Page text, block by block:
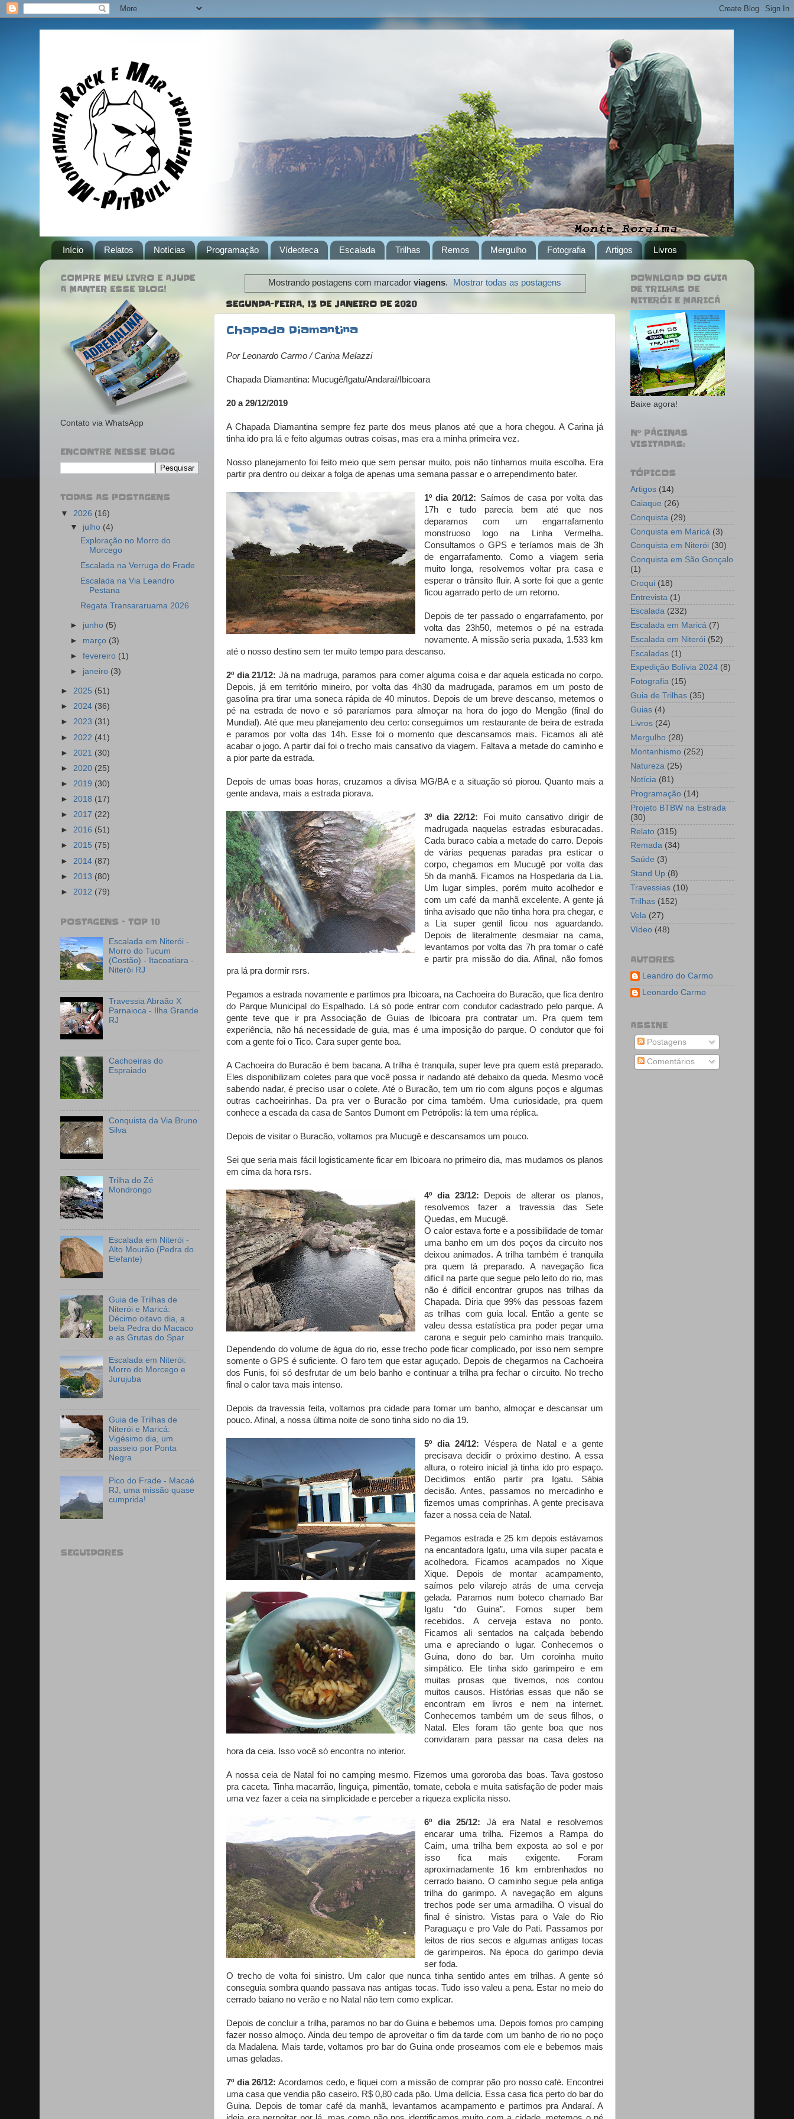
Início Relatos Notícias Programação Vídeoteca Escalada Trilhas Remos Mergulho Fotografia Artigos Livros
Mostrando postagens com marcador viagens. Mostrar todas as postagens
SEGUNDA-FEIRA, 13 DE JANEIRO DE 2020
Chapada Diamantina
Por Leonardo Carmo / Carina Melazzi
Chapada Diamantina: Mucugê/Igatu/Andaraí/Ibicoara
20 a 29/12/2019
A Chapada Diamantina sempre fez parte dos meus planos até que a hora chegou. A Carina já
tinha ido pra lá e feito algumas outras coisas, mas era a minha primeira vez.
Nosso planejamento foi feito meio que sem pensar muito, pois não tínhamos muita escolha. Era
partir pra dentro ou deixar a folga de apenas uma semana passar e o arrependimento bater.
1º dia 20/12: Saímos de casa por volta das
17h e tudo parecia bem até que nos
deparamos com um engarrafamento
monstruoso logo na Linha Vermelha.
Consultamos o GPS e teríamos mais de 3h
de engarrafamento. Como a viagem seria
muito longa, resolvemos voltar pra casa e
esperar o trânsito fluir. A sorte foi que a gente
ficou agarrado perto de um retorno.
Depois de ter passado o engarrafamento, por
volta das 23h50, metemos o pé na estrada
novamente. A missão seria puxada, 1.533 km
até o nosso destino sem ter muito tempo para descanso.
2º dia 21/12: Já na madruga, paramos para comer alguma coisa e dar aquela esticada no corpo.
Depois, já em território mineiro, por volta das 4h30 da madrugada, paramos em um posto de
gasolina pra tirar uma soneca rápida de 40 minutos. Depois de um breve descanso, metemos o
pé na estrada de novo e só pararíamos para almoçar na hora do jogo do Mengão (final do
Mundial). Até que meu planejamento deu certo: conseguimos um restaurante de beira de estrada
e paramos por volta das 14h. Esse foi o momento que descansamos mais. Ficamos ali até
acabar o jogo. A partir daí foi o trecho mais cansativo da viagem. Faltava a metade do caminho e
a pior parte da estrada.
Depois de umas boas horas, cruzamos a divisa MG/BA e a situação só piorou. Quanto mais a
gente andava, mais a estrada piorava.
3º dia 22/12: Foi muito cansativo dirigir de
madrugada naquelas estradas esburacadas.
Cada buraco cabia a metade do carro. Depois
de várias pequenas paradas pra esticar o
corpo, chegamos em Mucugê por volta das
5h da manhã. Ficamos na Hospedaria da Lia.
Um lugar simples, porém muito acolhedor e
com um café da manhã excelente. A gente já
tinha avisado que não tinha hora pra chegar, e
a Lia super gentil ficou nos aguardando.
Depois de literalmente desmaiar na cama,
levantamos por volta das 7h pra tomar o café
e partir pra missão do dia. Afinal, não fomos
pra lá pra dormir rsrs.
Pegamos a estrada novamente e partimos pra Ibicoara, na Cachoeira do Buracão, que fica dentro
do Parque Municipal do Espalhado. Lá só pode entrar com condutor cadastrado pelo parque. A
gente teve que ir pra Associação de Guias de Ibicoara pra contratar um. Pra quem tem
experiência, não há necessidade de guia, mas é uma imposição do parque. O condutor que foi
com a gente foi o Tico. Cara super gente boa.
A Cachoeira do Buracão é bem bacana. A trilha é tranquila, super leve pra quem está preparado.
Eles disponibilizam coletes para que você possa ir nadando até debaixo da queda. Mesmo você
sabendo nadar, é preciso usar o colete. Até o Buracão, tem um rio com alguns poços e algumas
outras cachoeirinhas. Da pra ver o Buracão por cima também. Uma curiosidade, pra quem
conhece a escada da casa de Santos Dumont em Petrópolis: lá tem uma réplica.
Depois de visitar o Buracão, voltamos pra Mucugê e descansamos um pouco.
Sei que seria mais fácil logisticamente ficar em Ibicoara no primeiro dia, mas mudamos os planos
em cima da hora rsrs.
4º dia 23/12: Depois de alterar os planos,
resolvemos fazer a travessia das Sete
Quedas, em Mucugê.
O calor estava forte e a possibilidade de tomar
uma banho em um dos poços da circuito nos
deixou animados. A trilha também é tranquila
pra quem tá preparado. A navegação fica
difícil na parte que segue pelo leito do rio, mas
não é difícil encontrar grupos nas trilhas da
Chapada. Diria que 99% das pessoas fazem
as trilhas com guia local. Então a gente se
valeu dessa estatística pra poder pegar uma
carona e seguir pelo caminho mais tranquilo.
Dependendo do volume de água do rio, esse trecho pode ficar complicado, por isso nem sempre
somente o GPS é suficiente. O faro tem que estar aguçado. Depois de chegarmos na Cachoeira
dos Funis, foi só desfrutar de um belo banho e continuar a trilha pra fechar o circuito. No trecho
final o calor tava mais intenso.
Depois da travessia feita, voltamos pra cidade para tomar um banho, almoçar e descansar um
pouco. Afinal, a nossa última noite de sono tinha sido no dia 19.
5º dia 24/12: Véspera de Natal e a gente
precisava decidir o próximo destino. A essa
altura, o roteiro inicial já tinha ido pro espaço.
Decidimos então partir pra Igatu. Sábia
decisão. Antes, passamos no mercadinho e
fizemos umas comprinhas. A gente precisava
fazer a nossa ceia de Natal.
Pegamos estrada e 25 km depois estávamos
na encantadora Igatu, uma vila super pacata e
acolhedora. Ficamos acampados no Xique
Xique. Depois de montar acampamento,
saímos pelo vilarejo atrás de uma cerveja
gelada. Paramos num boteco chamado Bar
Igatu “do Guina”. Fomos super bem
recebidos. A cerveja estava no ponto.
Ficamos ali sentados na calçada bebendo
uma e apreciando o lugar. Conhecemos o
Guina, dono do bar. Um coroinha muito
simpático. Ele tinha sido garimpeiro e em
muitas prosas que tivemos, nos contou
muitos causos. Histórias essas que não se
encontram em livros e nem na internet.
Conhecemos também um de seus filhos, o
Natal. Eles foram tão gente boa que nos
convidaram para passar na casa deles na
hora da ceia. Isso você só encontra no interior.
A nossa ceia de Natal foi no camping mesmo. Fizemos uma gororoba das boas. Tava gostoso
pra caceta. Tinha macarrão, linguiça, pimentão, tomate, cebola e muita satisfação de poder mais
uma vez fazer a ceia na simplicidade e perceber a riqueza explícita nisso.
6º dia 25/12: Já era Natal e resolvemos
encarar uma trilha. Fizemos a Rampa do
Caim, uma trilha bem exposta ao sol e por
isso fica mais exigente. Foram
aproximadamente 16 km embrenhados no
cerrado baiano. O caminho segue pela antiga
trilha do garimpo. A navegação em alguns
trechos pode ser uma armadilha. O visual do
final é sinistro. Vistas para o Vale do Rio
Paraguaçu e pro Vale do Pati. Passamos por
leitos de rios secos e algumas antigas tocas
de garimpeiros. Na época do garimpo devia
ser foda.
O trecho de volta foi sinistro. Um calor que nunca tinha sentido antes em trilhas. A gente só
conseguia sombra quando passava nas antigas tocas. Tudo isso valeu a pena. Estar no meio do
cerrado baiano no verão e no Natal não tem como explicar.
Depois de concluir a trilha, paramos no bar do Guina e bebemos uma. Depois fomos pro camping
fazer nosso almoço. Ainda deu tempo de aproveitar o fim da tarde com um banho de rio no poço
da Madalena. Mais tarde, voltamos pro bar do Guina onde proseamos com ele e bebemos mais
umas geladas.
7º dia 26/12: Acordamos cedo, e fiquei com a missão de comprar pão pro nosso café. Encontrei
uma casa que vendia pão caseiro. R$ 0,80 cada pão. Uma delícia. Essa casa fica perto do bar do
Guina. Depois de tomar café da manhã, levantamos acampamento e partimos pra Andaraí. A
COMPRE MEU LIVRO E AJUDE
A MANTER ESSE BLOG!
Contato via WhatsApp
ENCONTRE NESSE BLOG
TODAS AS POSTAGENS
▼ 2026 (16)
▼ julho (4)
Exploração no Morro do
Morcego
Escalada na Verruga do Frade
Escalada na Via Leandro
Pestana
Regata Transararuama 2026
► junho (5)
► março (3)
►fevereiro (1)
► janeiro (3)
► 2025 (51)
► 2024 (36)
► 2023 (31)
► 2022 (41)
► 2021 (30)
► 2020 (25)
► 2019 (30)
► 2018 (17)
► 2017 (22)
► 2016 (51)
► 2015 (75)
► 2014 (87)
► 2013 (80)
► 2012 (79)
POSTAGENS - TOP 10
Escalada em Niterói -
Morro do Tucum
(Costão) - Itacoatiara -
Niterói RJ
Travessia Abraão X
Parnaioca - Ilha Grande
RJ
Cachoeiras do
Espraiado
Conquista da Via Bruno
Silva
Trilha do Zé
Mondrongo
Escalada em Niterói -
Alto Mourão (Pedra do
Elefante)
Guia de Trilhas de
Niterói e Maricá:
Décimo oitavo dia, a
bela Pedra do Macaco
e as Grutas do Spar
Escalada em Niterói:
Morro do Morcego e
Jurujuba
Guia de Trilhas de
Niterói e Maricá:
Vigésimo dia, um
passeio por Ponta
Negra
Pico do Frade - Macaé
RJ, uma missão quase
cumprida!
SEGUIDORES
DOWNLOAD DO GUIA
DE TRILHAS DE
NITERÓI E MARICÁ
Baixe agora!
Nº PÁGINAS
VISITADAS:
TÓPICOS
Artigos (14)
Caiaque (26)
Conquista (29)
Conquista em Maricá (3)
Conquista em Niterói (30)
Conquista em São Gonçalo
(1)
Croqui (18)
Entrevista (1)
Escalada (232)
Escalada em Maricá (7)
Escalada em Niterói (52)
Escaladas (1)
Expedição Bolívia 2024 (8)
Fotografia (15)
Guia de Trilhas (35)
Guias (4)
Livros (24)
Mergulho (28)
Montanhismo (252)
Natureza (25)
Notícia (81)
Programação (14)
Projeto BTBW na Estrada
(30)
Relato (315)
Remada (34)
Saúde (3)
Stand Up (8)
Travessias (10)
Trilhas (152)
Vela (27)
Vídeo (48)
AUTORES
Leandro do Carmo
Leonardo Carmo
ASSINE
Postagens
Comentários